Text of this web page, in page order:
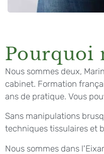
Pourquoi
Nous sommes deux,
cabinet. Formation
ans de pratique. Vous
Sans manipulations
techniques tissulaires et
Nous sommes dans